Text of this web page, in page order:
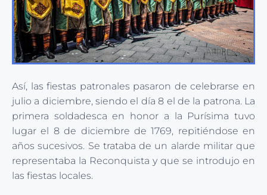
Así, las fiestas patronales pasaron de celebrarse en
julio a diciembre, siendo el día 8 el de la patrona. La
primera soldadesca en honor a la Purísima tuvo
lugar el 8 de diciembre de 1769, repitiéndose en
años sucesivos. Se trataba de un alarde militar que
representaba la Reconquista y que se introdujo en
las fiestas locales.